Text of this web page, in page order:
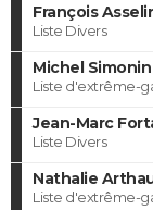
François
Liste Divers
Michel Simonin
Liste d'extrême-
Jean-Marc
Liste Divers
Nathalie
Liste d'extrême-